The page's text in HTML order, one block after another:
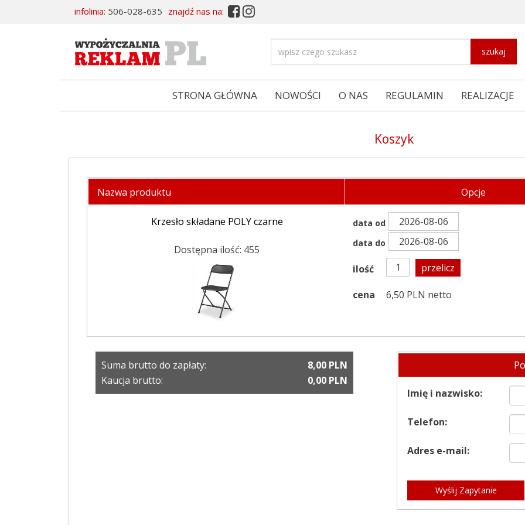
infolinia: 506-028-635 znajdź nas na: 
szukaj
STRONA GŁÓWNA NOWOŚCI O NAS REGULAMIN REALIZACJE
Koszyk
Nazwa produktu
Krzesło składane POLY czarne
Dostępna ilość: 455
Opcje
data od
data do
ilość przelicz
cena 6,50 PLN netto
Suma brutto do zapłaty:
8,00 PLN
Kaucja brutto:
0,00 PLN
Imię i nazwisko:
Telefon:
Adres e-mail:
Wyślij Zapytanie